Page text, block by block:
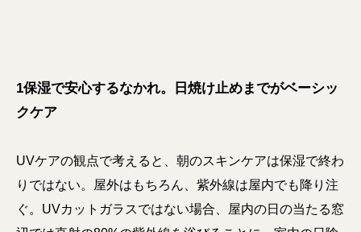
1保湿で安心するなかれ。日焼け止めまでがベーシッ
クケア
UVケアの観点で考えると、朝のスキンケアは保湿で終わ
りではない。屋外はもちろん、紫外線は屋内でも降り注
ぐ。UVカットガラスではない場合、屋内の日の当たる窓